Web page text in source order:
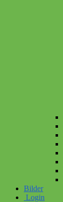
Bilder
Login